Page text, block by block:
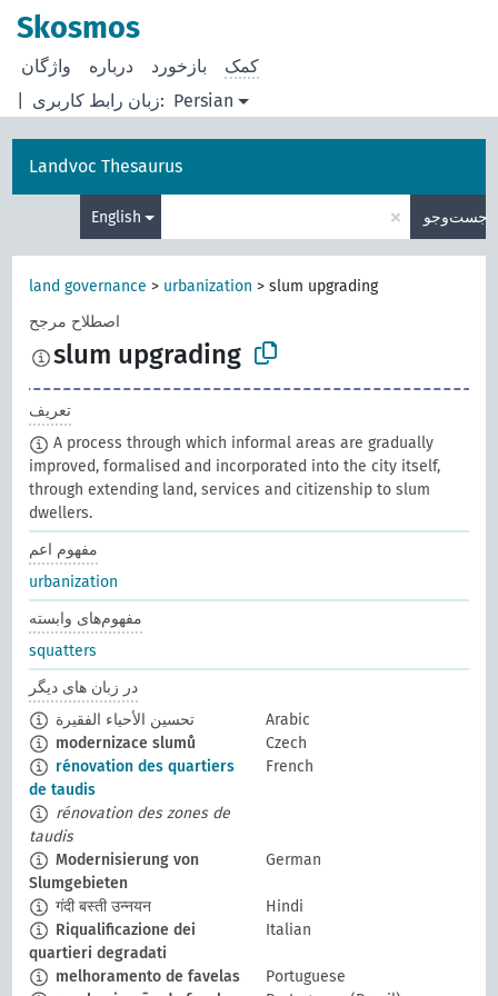
Skosmos
زبان رابط کاربری: Persian
درباره بازخورد کمک
Landvoc Thesaurus
English × جست‌وجو
land governance > urbanization >slum upgrading
اصطلاح مرجح
slum upgrading
تعریف
A process through which informal areas are gradually
improved, formalised and incorporated into the city itself,
through extending land, services and citizenship to slum
dwellers.
مفهوم اعم
urbanization
مفهوم‌های وابسته
squatters
در زبان های دیگر
تحسين الأحياء الفقيرة
Arabic
modernizace slumů
Czech
rénovation des quartiers
de taudis
French
rénovation des zones de
taudis
Modernisierung von
Slumgebieten
German
गंदी बस्ती उन्नयन
Hindi
Riqualificazione dei
quartieri degradati
Italian
melhoramento de favelas
Portuguese